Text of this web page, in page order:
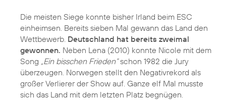
Die meisten Siege konnte bisher Irland beim ESC
einheimsen. Bereits sieben Mal gewann das Land den
Wettbewerb. Deutschland hat bereits zweimal
gewonnen. Neben Lena (2010) konnte Nicole mit dem
Song „Ein bisschen Frieden“schon 1982 die Jury
überzeugen. Norwegen stellt den Negativrekord als
großer Verlierer der Show auf. Ganze elf Mal musste
sich das Land mit dem letzten Platz begnügen.